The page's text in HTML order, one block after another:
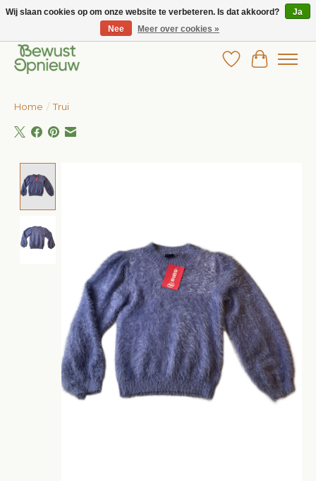
Wij bieden het grootste aanbod in betaalbare kinderkleding!
Verlanglijst
Home / Trui
Wij slaan cookies op om onze website te verbeteren. Is dat akkoord?
Ja
Nee
Meer over cookies »